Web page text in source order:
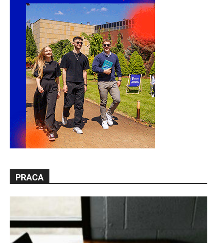
PRACA